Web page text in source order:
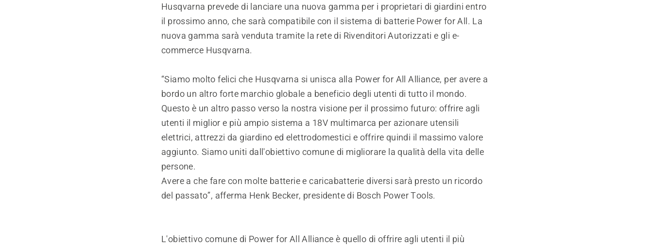
Husqvarna prevede di lanciare una nuova gamma per i proprietari di giardini entro
il prossimo anno, che sarà compatibile con il sistema di batterie Power for All. La
nuova gamma sarà venduta tramite la rete di Rivenditori Autorizzati e gli e-
commerce Husqvarna.
“Siamo molto felici che Husqvarna si unisca alla Power for All Alliance, per avere a
bordo un altro forte marchio globale a beneficio degli utenti di tutto il mondo.
Questo è un altro passo verso la nostra visione per il prossimo futuro: offrire agli
utenti il miglior e più ampio sistema a 18V multimarca per azionare utensili
elettrici, attrezzi da giardino ed elettrodomestici e offrire quindi il massimo valore
aggiunto. Siamo uniti dall'obiettivo comune di migliorare la qualità della vita delle
persone.
Avere a che fare con molte batterie e caricabatterie diversi sarà presto un ricordo
del passato”, afferma Henk Becker, presidente di Bosch Power Tools.
L'obiettivo comune di Power for All Alliance è quello di offrire agli utenti il più